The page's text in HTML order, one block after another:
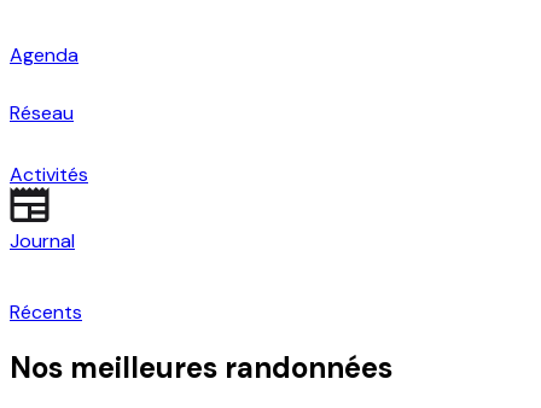
Agenda
Réseau
Activités
Journal
Récents
Nos meilleures randonnées